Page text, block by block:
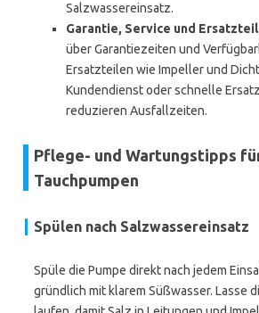
Salzwassereinsatz.
Garantie, Service und
über Garantiezeiten und
Ersatzteilen wie Impeller und
Kundendienst oder schnelle
reduzieren Ausfallzeiten.
Pflege- und Wartungstipps
Tauchpumpen
Spülen nach Salzwassereinsatz
Spüle die Pumpe direkt nach jedem
gründlich mit klarem Süßwasser. Lasse